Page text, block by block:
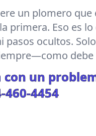
un plomero que
primera. Eso es
pasos ocultos.
debe
con un
460-4454